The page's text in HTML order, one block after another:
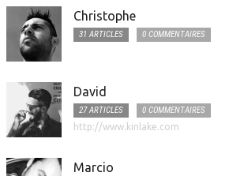
Christophe
31 ARTICLES 0 COMMENTAIRES
David
27 ARTICLES
0 COMMENTAIRES
http://www.kinlake.com
Marcio